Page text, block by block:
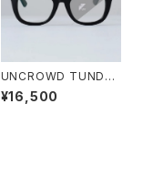
UNCROWD TUNDRA
Photochromic SHAD
E
¥16,500